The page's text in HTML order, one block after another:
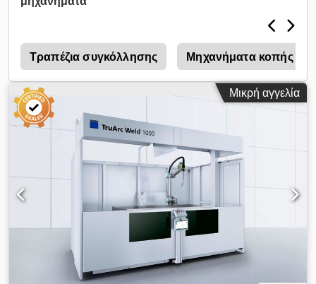
ονομαστική ισχύ 350 Α. Επιπλέον, στο πακέτο παράδοσης
περιλαμβάνεται ένα δεύτερο ρομπότ OTC DR4200, το οποίο
πηγή ρεύματος συγκόλλησης 500 Α. Εάν αναζητάτε υψηλής
ποιότητας λύσεις συγκόλλησης, θα πρέπει να εξετάσετε το
ρομποτικό σύστημα συγκόλλησης OTC Daihen DR4200 που
προσφέρουμε προς πώληση. Επικοινωνήστε μαζί μας για
περισσότερες πληροφορίες. • Ρομποτικό σύστημα
συγκόλλησης (OTC), αποτελούμενο από μια κύρια μονάδα
συγκόλλησης καθώς και ένα επιπλέον, παλαιότερο σετ ρομπότ
για χρήση σε ράγες. • Οι φορείς εξοπλισμού δεν
περιλαμβάνονται. Πρόσθετος εξοπλισμός: • Κύρια μονάδα: •
Ρομπότ: OTC DR4200 • Χειριστήριο διδασκαλίας • 2x
Χειριστής: OTC RPH 1000N • Μονάδα ελέγχου: DR • Πηγή
ρεύματος συγκόλλησης: OTC 350A • Περίφραξη με
φωτοπετάσματα • Επιπλέον, παλαιότερο σετ ρομπότ για
χρήση σε ράγες: Dksdpfx Anszl Dntsljr • Ρομπότ: OTC
DR4200 • Χειριστήριο προγραμματισμού • Μονάδα ελέγχου: DR
• Πηγή ρεύματος συγκόλλησης: OTC 500A
Τραπέζια συγκόλλησης Μηχανήματα κοπής με
Μικρή αγγελία